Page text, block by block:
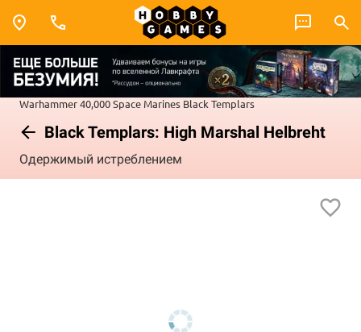
Warhammer 40,000Space Marines Black Templars
Black Templars: High Marshal Helbreht
Одержимый истреблением